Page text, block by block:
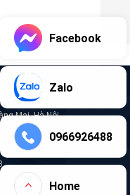
Mai, Hà Nội
Facebook
Zalo
0966926488
Home